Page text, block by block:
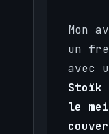
Mon
un
avec
Stoïk
le